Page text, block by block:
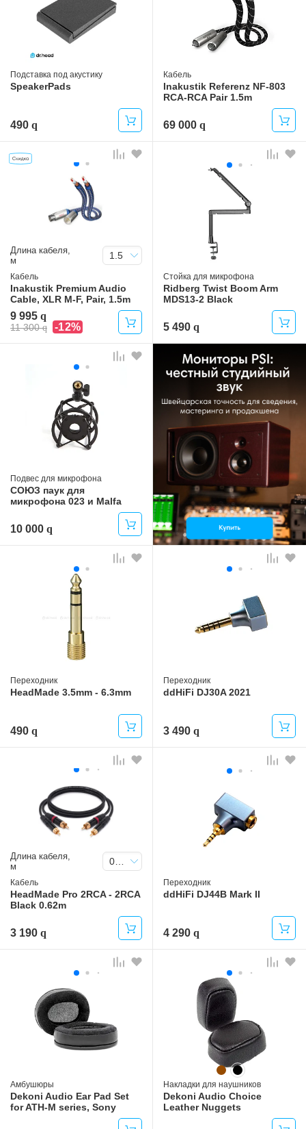
Подставка под акустику
SpeakerPads
490
Кабель
Inakustik Referenz NF-803
RCA-RCA Pair 1.5m
69 000
Длина кабеля,
м
1.5
Кабель
Inakustik Premium Audio
Cable, XLR M-F, Pair, 1.5m
9 995
11 300 -12%
Стойка для микрофона
Ridberg Twist Boom Arm
MDS13-2 Black
5 490
Подвес для микрофона
СОЮЗ паук для
микрофона 023 и Malfa
10 000
Переходник
HeadMade 3.5mm - 6.3mm
490
Переходник
ddHiFi DJ30A 2021
3 490
Длина кабеля,
м
Кабель
HeadMade Pro 2RCA - 2RCA
Black 0.62m
3 190
Переходник
ddHiFi DJ44B Mark II
4 290
Амбушюры
Dekoni Audio Ear Pad Set
for ATH-M series, Sony
Накладки для наушников
Dekoni Audio Choice
Leather Nuggets